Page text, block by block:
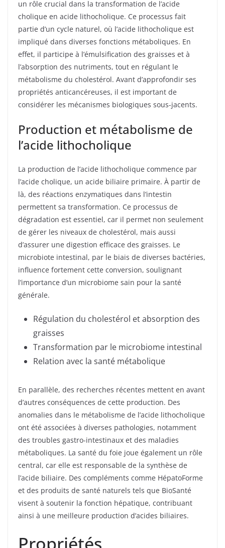
un rôle crucial dans la transformation de l’acide
cholique en acide lithocholique. Ce processus fait
partie d’un cycle naturel, où l’acide lithocholique est
impliqué dans diverses fonctions métaboliques. En
effet, il participe à l’émulsification des graisses et à
l’absorption des nutriments, tout en régulant le
métabolisme du cholestérol. Avant d’approfondir ses
propriétés anticancéreuses, il est important de
considérer les mécanismes biologiques sous-jacents.
Production et métabolisme de
l’acide lithocholique
La production de l’acide lithocholique commence par
l’acide cholique, un acide biliaire primaire. À partir de
là, des réactions enzymatiques dans l’intestin
permettent sa transformation. Ce processus de
dégradation est essentiel, car il permet non seulement
de gérer les niveaux de cholestérol, mais aussi
d’assurer une digestion efficace des graisses. Le
microbiote intestinal, par le biais de diverses bactéries,
influence fortement cette conversion, soulignant
l’importance d’un microbiome sain pour la santé
générale.
Régulation du cholestérol et absorption des
graisses
Transformation par le microbiome intestinal
Relation avec la santé métabolique
En parallèle, des recherches récentes mettent en avant
d’autres conséquences de cette production. Des
anomalies dans le métabolisme de l’acide lithocholique
ont été associées à diverses pathologies, notamment
des troubles gastro-intestinaux et des maladies
métaboliques. La santé du foie joue également un rôle
central, car elle est responsable de la synthèse de
l’acide biliaire. Des compléments comme HépatoForme
et des produits de santé naturels tels que BioSanté
visent à soutenir la fonction hépatique, contribuant
ainsi à une meilleure production d’acides biliaires.
Propriétés